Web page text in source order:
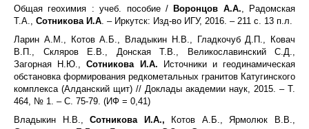
Общая геохимия : учеб. пособие / Воронцов А.А., Радомская
Т.А., Сотникова И.А. – Иркутск: Изд-во ИГУ, 2016. – 211 с. 13 п.л.
Ларин А.М., Котов А.Б., Владыкин Н.В., Гладкочуб Д.П., Ковач
В.П., Скляров Е.В., Донская Т.В., Великославинский С.Д.,
Загорная Н.Ю.,Сотникова И.А. Источники и геодинамическая
обстановка формирования редкометальных гранитов Катугинского
комплекса (Алданский щит) // Доклады академии наук, 2015. – Т.
464, № 1. – С. 75-79. (ИФ = 0,41)
Владыкин Н.В.,Сотникова И.А., Котов А.Б., Ярмолюк В.В.,